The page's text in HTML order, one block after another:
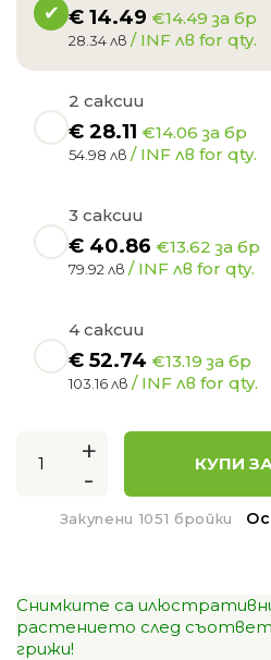
€ 14.49 €14.49 за бр
28.34 лв / INF лв for qty.
2 саксии
€ 28.11 €14.06 за бр
54.98 лв / INF лв for qty.
3 саксии
€ 40.86 €13.62 за бр
79.92 лв / INF лв for qty.
4 саксии
€ 52.74 €13.19 за бр
103.16 лв / INF лв for qty.
+
-
КУПИ
Закупени 1051 бройки
Снимките са
растението след
грижи!